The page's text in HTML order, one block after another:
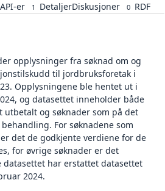
er 1 DetaljerDiskusjoner 0 RDF
opplysninger fra søknad om og
til jordbruksforetak i
Opplysningene ble hentet ut i
og datasettet inneholder både
utbetalt og søknader som på det
For søknadene som
det de godkjente verdiene for de
for øvrige søknader er det
datasettet har erstattet datasettet
2024.